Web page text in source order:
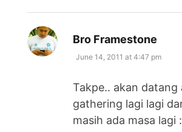
Bro Framestone
June 14, 2011 at 4:47 pm
Takpe.. akan datang
gathering lagi lagi
masih ada masa lagi